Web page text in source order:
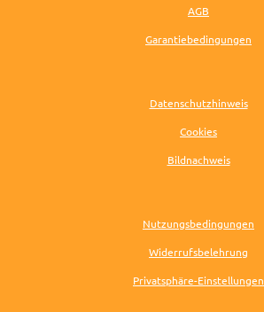
AGB
Garantiebedingungen
Datenschutzhinweis
Cookies
Bildnachweis
Nutzungsbedingungen
Widerrufsbelehrung
Privatsphäre-Einstellungen